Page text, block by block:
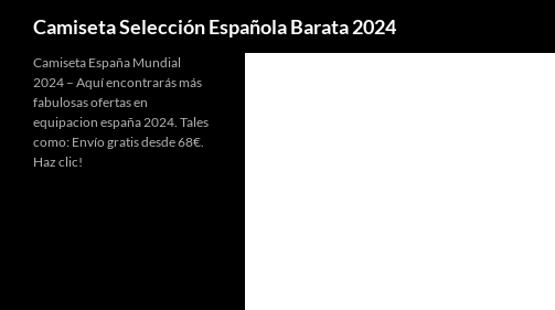
Camiseta Selección Española Barata 2024
Camiseta España Mundial
2024 – Aquí encontrarás más
fabulosas ofertas en
equipacion españa 2024. Tales
como: Envío gratis desde 68€.
Haz clic!